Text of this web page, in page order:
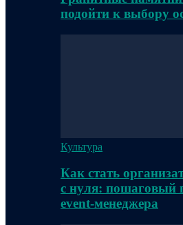
подойти к выбору
Культура
Как стать
с нуля: пошаговый
event-менеджера